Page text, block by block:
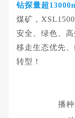
钻探量超
煤矿，
安全、绿色、
移走生态优先
转型！
播